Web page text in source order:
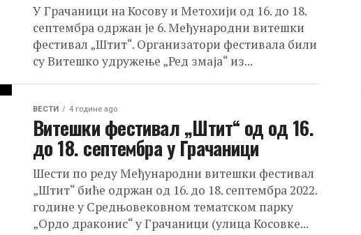
У Грачаници на Косову и Метохији од 16. до 18.
септембра одржан је 6. Међународни витешки
фестивал „Штит“. Организатори фестивала били
су Витешко удружење „Ред змаја“ из...
ВЕСТИ 4 године ago
Витешки фестивал „Штит“ од од 16.
до 18. септембра у Грачаници
Шести по реду Међународни витешки фестивал
„Штит“ биће одржан од 16. до 18. септембра 2022.
године у Средњовековном тематском парку
„Ордо драконис“ у Грачаници (улица Косовке...